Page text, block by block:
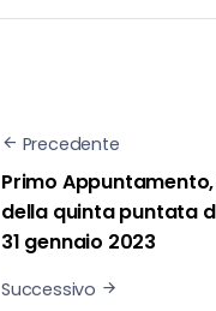
Precedente
Primo
della quinta puntata
31 gennaio 2023
Successivo